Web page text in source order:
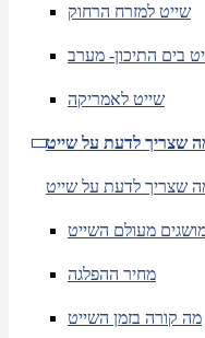
שייט למזרח הרחוק
בים התיכון- מערב
שייט לאמריקה
שצריך לדעת על שייט
שצריך לדעת על שייט
מעולם השייט
מחיר ההפלגה
מה קורה בזמן השייט